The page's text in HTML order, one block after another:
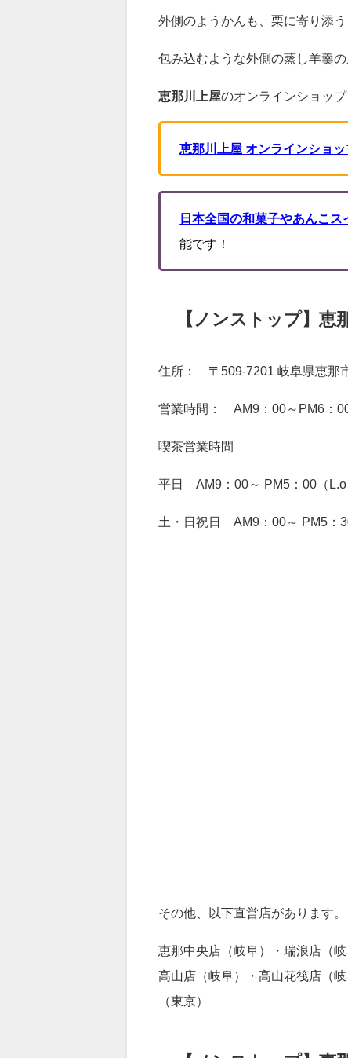
外側のようかんも、栗に寄り添
包み込むような外側の蒸し羊羹
恵那川上屋のオンラインショップ
恵那川上屋 オンラインショッ
日本全国の和菓子やあんこス
能です！
【ノンストップ】 恵
住所： 〒509-7201 岐阜県恵那
営業時間： AM9：00～PM6：
喫茶営業時間
平日 AM9：00～ PM5：00（L.o
土・日祝日 AM9：00～ PM5：
その他、以下直営店があります。
恵那中央店（岐阜）・瑞浪店（
高山店（岐阜）・高山花筏店（
（東京）